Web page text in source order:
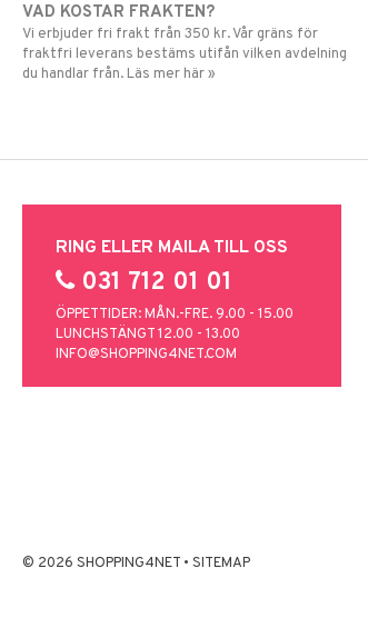
VAD KOSTAR FRAKTEN?
Vi erbjuder fri frakt från 350 kr. Vår gräns för
fraktfri leverans bestäms utifån vilken avdelning
du handlar från. Läs mer här »
RING ELLER MAILA TILL OSS
031 712 01 01
ÖPPETTIDER: MÅN.-FRE. 9.00 - 15.00
LUNCHSTÄNGT 12.00 - 13.00
INFO@SHOPPING4NET.COM
© 2026 SHOPPING4NET • SITEMAP